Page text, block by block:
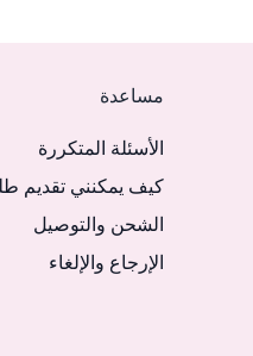
مساعدة
الأسئلة المتكررة
كيف يمكنني تقديم
الشحن والتوصيل
الإرجاع والإلغاء